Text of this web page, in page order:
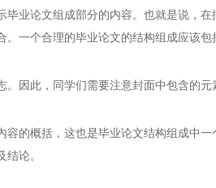
业论文组成部分的内容。也就是说，
一个合理的毕业论文的结构组成应该包
因此，同学们需要注意封面中包含的
的概括，这也是毕业论文结构组成中
论。